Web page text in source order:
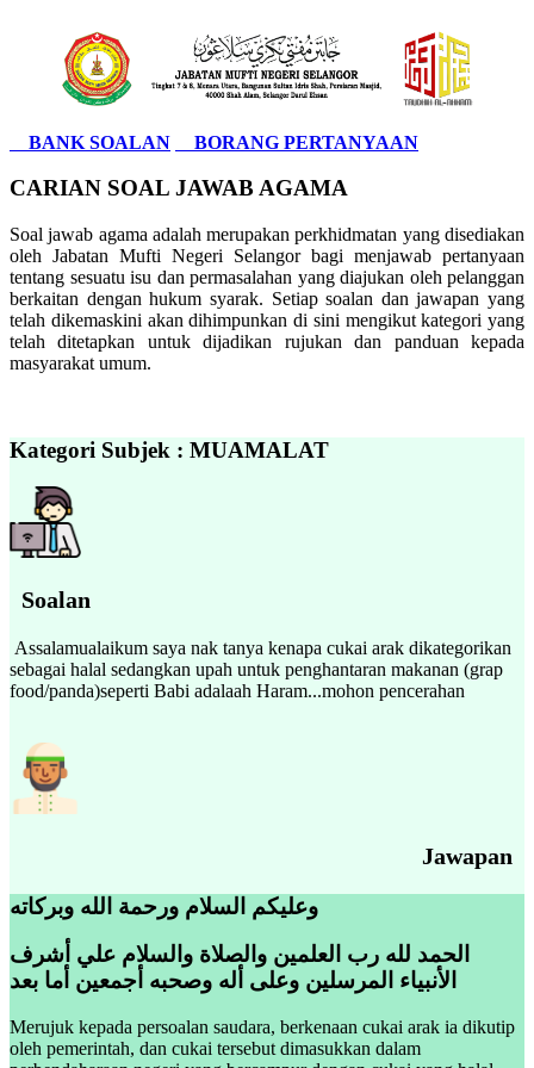
BANK SOALAN BORANG PERTANYAAN
CARIAN SOAL JAWAB AGAMA
Soal jawab agama adalah merupakan perkhidmatan yang disediakan
oleh Jabatan Mufti Negeri Selangor bagi menjawab pertanyaan
tentang sesuatu isu dan permasalahan yang diajukan oleh pelanggan
berkaitan dengan hukum syarak. Setiap soalan dan jawapan yang
telah dikemaskini akan dihimpunkan di sini mengikut kategori yang
telah ditetapkan untuk dijadikan rujukan dan panduan kepada
masyarakat umum.
Kategori Subjek : MUAMALAT
Soalan
Assalamualaikum saya nak tanya kenapa cukai arak dikategorikan
sebagai halal sedangkan upah untuk penghantaran makanan (grap
food/panda)seperti Babi adalaah Haram...mohon pencerahan
Jawapan
وعليكم السلام ورحمة الله وبركاته
الحمد لله رب العلمين والصلاة والسلام علي أشرف
الأنبياء المرسلين وعلى أله وصحبه أجمعين أما بعد
Merujuk kepada persoalan saudara, berkenaan cukai arak ia dikutip
oleh pemerintah, dan cukai tersebut dimasukkan dalam